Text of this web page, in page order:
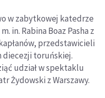
w zabytkowej katedrze
in. Rabina Boaz Pasha z
przedstawicieli
diecezji toruńskiej.
udział w spektaklu
Żydowski z Warszawy.